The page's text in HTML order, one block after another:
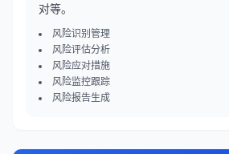
对等。
风险识别管理
风险评估分析
风险应对措施
风险监控跟踪
风险报告生成